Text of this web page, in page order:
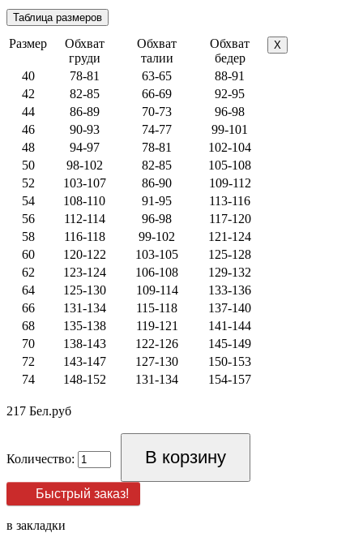
Размер
Обхват
груди
Обхват
талии
Обхват
бедер
X
40 78-81 63-65
88-91
42
82-85 66-69
92-95
44
86-89 70-73
96-98
46
90-93 74-77
99-101
48
94-97 78-81
102-104
50
98-102 82-85
105-108
52
103-107 86-90
109-112
54
108-110 91-95
113-116
56
112-114 96-98
117-120
58
116-118 99-102
121-124
60
120-122 103-105
125-128
62
123-124 106-108
129-132
64
125-130 109-114
133-136
66
131-134 115-118
137-140
68
135-138 119-121
141-144
70
138-143 122-126
145-149
72
143-147 127-130
150-153
74
148-152 131-134 154-157
217 Бел.руб
Количество:
Быстрый заказ!
в закладки